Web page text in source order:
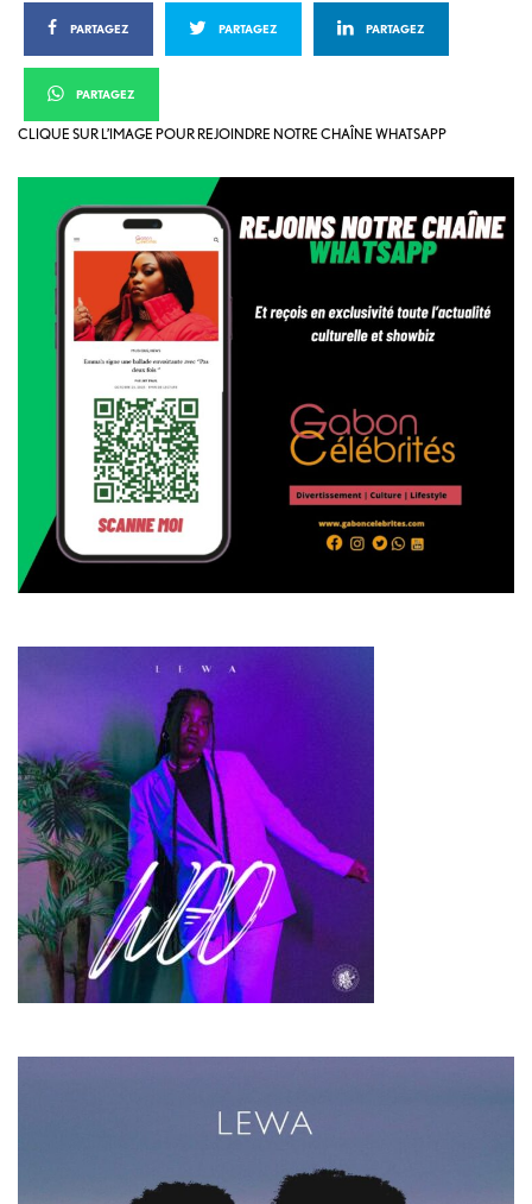
PARTAGEZ PARTAGEZ PARTAGEZ
PARTAGEZ
CLIQUE SUR L’IMAGE POUR REJOINDRE NOTRE CHAÎNE WHATSAPP